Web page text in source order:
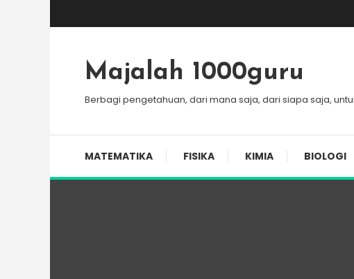
To
Majalah 1000guru
Berbagi pengetahuan, dari mana saja, dari siapa saja,
MATEMATIKA FISIKA KIMIA BIOLOGI